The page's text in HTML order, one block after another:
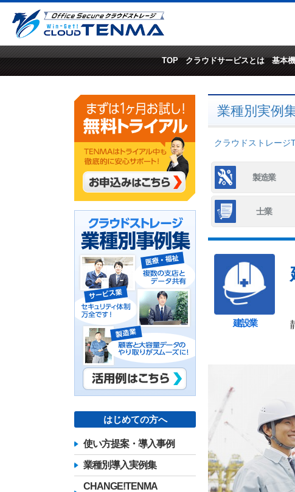
TOP クラウドサービスとは 基本
業種別実例
クラウドストレージ
製造業
士業
建設業
はじめての方へ
使い方提案・導入事例
業種別導入実例集
CHANGE!TENMA